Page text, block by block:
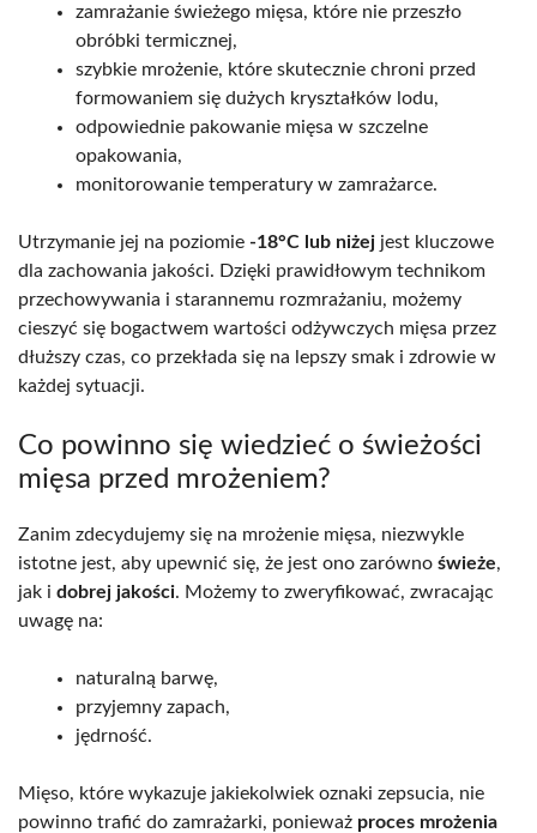
zamrażanie świeżego mięsa, które nie przeszło
obróbki termicznej,
szybkie mrożenie, które skutecznie chroni przed
formowaniem się dużych kryształków lodu,
odpowiednie pakowanie mięsa w szczelne
opakowania,
monitorowanie temperatury w zamrażarce.
Utrzymanie jej na poziomie -18°C lub niżej jest kluczowe
dla zachowania jakości. Dzięki prawidłowym technikom
przechowywania i starannemu rozmrażaniu, możemy
cieszyć się bogactwem wartości odżywczych mięsa przez
dłuższy czas, co przekłada się na lepszy smak i zdrowie w
każdej sytuacji.
Co powinno się wiedzieć o świeżości
mięsa przed mrożeniem?
Zanim zdecydujemy się na mrożenie mięsa, niezwykle
istotne jest, aby upewnić się, że jest ono zarówno świeże,
jak i dobrej jakości. Możemy to zweryfikować, zwracając
uwagę na:
naturalną barwę,
przyjemny zapach,
jędrność.
Mięso, które wykazuje jakiekolwiek oznaki zepsucia, nie
powinno trafić do zamrażarki, ponieważ proces mrożenia